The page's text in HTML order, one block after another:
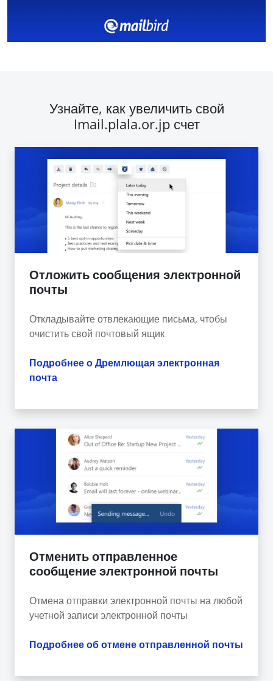
Узнайте, как увеличить свой
Imail.plala.or.jp счет
Отложить сообщения электронной
почты
Откладывайте отвлекающие письма, чтобы
очистить свой почтовый ящик
Подробнее о Дремлющая электронная
почта
Отменить отправленное
сообщение электронной почты
Отмена отправки электронной почты на любой
учетной записи электронной почты
Подробнее об отмене отправленной почты